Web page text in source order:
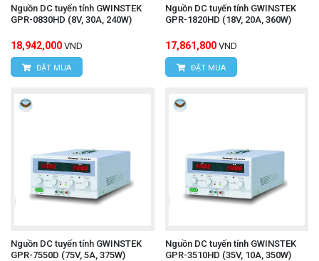
Nguồn DC tuyến tính GWINSTEK
GPR-0830HD (8V, 30A, 240W)
18,942,000 VND
ĐẶT MUA
Nguồn DC tuyến tính GWINSTEK
GPR-1820HD (18V, 20A, 360W)
17,861,800 VND
ĐẶT MUA
Nguồn DC tuyến tính GWINSTEK
GPR-7550D (75V, 5A, 375W)
Nguồn DC tuyến tính GWINSTEK
GPR-3510HD (35V, 10A, 350W)